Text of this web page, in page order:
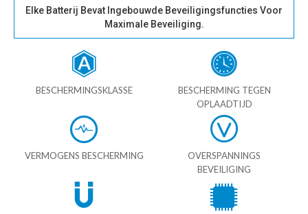
Elke Batterij Bevat Ingebouwde Beveiligingsfuncties Voor
Maximale Beveiliging.
BESCHERMINGSKLASSE
BESCHERMING TEGEN
OPLAADTIJD
VERMOGENS BESCHERMING
OVERSPANNINGS
BEVEILIGING